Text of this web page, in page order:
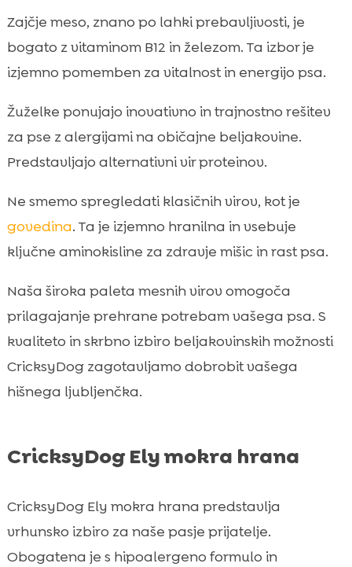
Zajčje meso, znano po lahki prebavljivosti, je
bogato z vitaminom B12 in železom. Ta izbor je
izjemno pomemben za vitalnost in energijo psa.
Žuželke ponujajo inovativno in trajnostno rešitev
za pse z alergijami na običajne beljakovine.
Predstavljajo alternativni vir proteinov.
Ne smemo spregledati klasičnih virov, kot je
govedina. Ta je izjemno hranilna in vsebuje
ključne aminokisline za zdravje mišic in rast psa.
Naša široka paleta mesnih virov omogoča
prilagajanje prehrane potrebam vašega psa. S
kvaliteto in skrbno izbiro beljakovinskih možnosti
CricksyDog zagotavljamo dobrobit vašega
hišnega ljubljenčka.
CricksyDog Ely mokra hrana
CricksyDog Ely mokra hrana predstavlja
vrhunsko izbiro za naše pasje prijatelje.
Obogatena je s hipoalergeno formulo in